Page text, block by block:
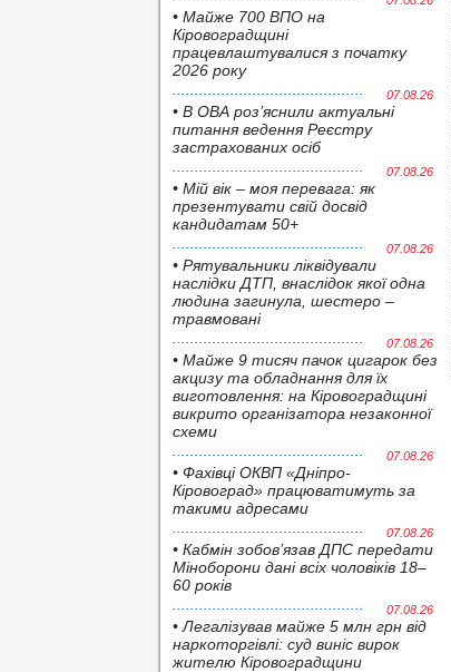
• Майже 700 ВПО на
Кіровоградщині
працевлаштувалися з початку
2026 року
07.08.26
• В ОВА роз’яснили актуальні
питання ведення Реєстру
застрахованих осіб
07.08.26
• Мій вік – моя перевага: як
презентувати свій досвід
кандидатам 50+
07.08.26
• Pятувальники ліквідували
наслідки ДТП, внаслідок якої одна
людина загинула, шестеро –
травмовані
07.08.26
• Майже 9 тисяч пачок цигарок без
акцизу та обладнання для їх
виготовлення: на Кіровоградщині
викрито організатора незаконної
схеми
07.08.26
• Фахівці ОКВП «Дніпро-
Кіровоград» працюватимуть за
такими адресами
07.08.26
• Кабмін зобов’язав ДПС передати
Міноборони дані всіх чоловіків 18–
60 років
07.08.26
• Легалізував майже 5 млн грн від
наркоторгівлі: суд виніс вирок
жителю Кіровоградщини